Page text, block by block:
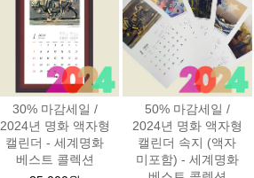
30% 마감세일 /
2024년 명화 액자형
캘린더 - 세계명화
베스트 콜렉션
50% 마감세일 /
2024년 명화 액자형
캘린더 속지 (액자
미포함) - 세계명화